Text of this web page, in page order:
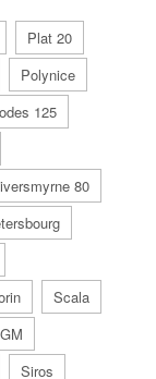
Plat 20
Polynice
125
80
Scala
Siros